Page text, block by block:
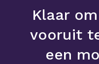
Klaar
vooruit
een